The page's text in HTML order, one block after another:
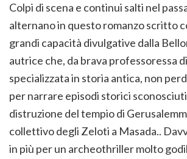
Colpi di scena e continui salti nel
alternano in questo romanzo scritto
grandi capacità divulgative dalla
autrice che, da brava professoressa
specializzata in storia antica, non
per narrare episodi storici sconosciuti
distruzione del tempio di
collettivo degli Zeloti a Masada..
in più per un archeothriller molto